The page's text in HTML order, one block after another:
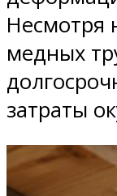
Несмотря
медных
затраты